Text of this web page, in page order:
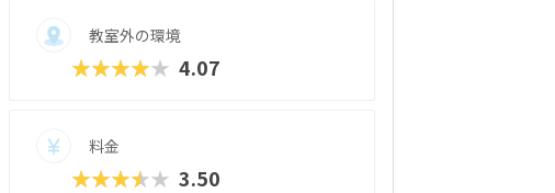
教室外の環境
★★★★★ 4.07
料金
★★★★★ 3.50